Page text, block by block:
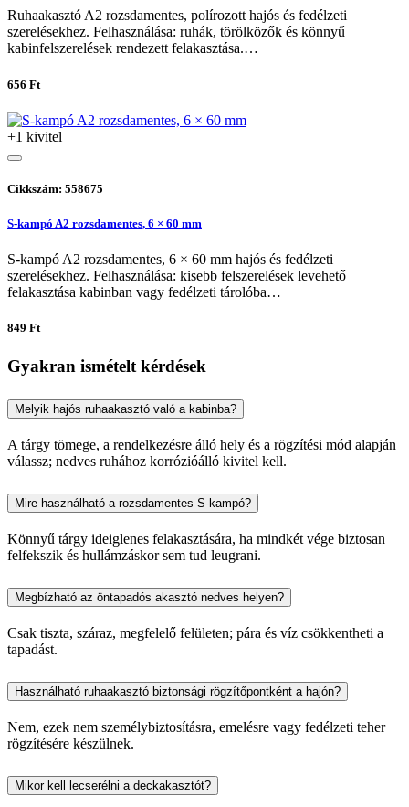
Ruhaakasztó A2 rozsdamentes, polírozott hajós és fedélzeti
szerelésekhez. Felhasználása: ruhák, törölközők és könnyű
kabinfelszerelések rendezett felakasztása.…
656 Ft
+1 kivitel
Cikkszám: 558675
S-kampó A2 rozsdamentes, 6 × 60 mm
S-kampó A2 rozsdamentes, 6 × 60 mm hajós és fedélzeti
szerelésekhez. Felhasználása: kisebb felszerelések levehető
felakasztása kabinban vagy fedélzeti tárolóba…
849 Ft
Gyakran ismételt kérdések
Melyik hajós ruhaakasztó való a kabinba?
A tárgy tömege, a rendelkezésre álló hely és a rögzítési mód alapján
válassz; nedves ruhához korrózióálló kivitel kell.
Mire használható a rozsdamentes S-kampó?
Könnyű tárgy ideiglenes felakasztására, ha mindkét vége biztosan
felfekszik és hullámzáskor sem tud leugrani.
Megbízható az öntapadós akasztó nedves helyen?
Csak tiszta, száraz, megfelelő felületen; pára és víz csökkentheti a
tapadást.
Használható ruhaakasztó biztonsági rögzítőpontként a hajón?
Nem, ezek nem személybiztosításra, emelésre vagy fedélzeti teher
rögzítésére készülnek.
Mikor kell lecserélni a deckakasztót?